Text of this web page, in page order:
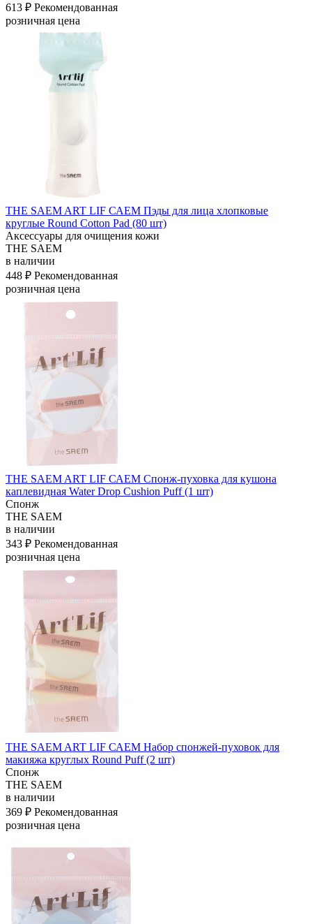
613 ₽ Рекомендованная
розничная цена
THE SAEM ART LIF САЕМ Пэды для лица хлопковые
круглые Round Cotton Pad (80 шт)
Аксессуары для очищения кожи
THE SAEM
в наличии
448 ₽ Рекомендованная
розничная цена
THE SAEM ART LIF САЕМ Спонж-пуховка для кушона
каплевидная Water Drop Cushion Puff (1 шт)
Спонж
THE SAEM
в наличии
343 ₽ Рекомендованная
розничная цена
THE SAEM ART LIF САЕМ Набор спонжей-пуховок для
макияжа круглых Round Puff (2 шт)
Спонж
THE SAEM
в наличии
369 ₽ Рекомендованная
розничная цена